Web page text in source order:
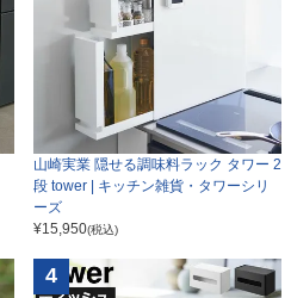
山崎実業 隠せる調味料ラック タワー 2
段 tower | キッチン雑貨・タワーシリ
ーズ
¥15,950(税込)
4